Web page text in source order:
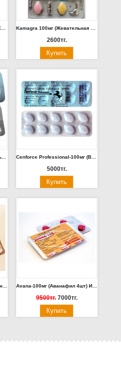
Kamagra Gold 100мг (Виагра Силденафил 4шт) Индия
2600тг.
Cenforce Soft-100мг (Жевательная Виагра Силденафил 10шт) Индия Cenforce Professional-100мг (Виагра Силденафил 10шт) Индия
5000тг.
Avana-50мг (Аванафил 4шт) Индия Avana-100мг (Аванафил 4шт) Индия
9500тг. 7000тг.